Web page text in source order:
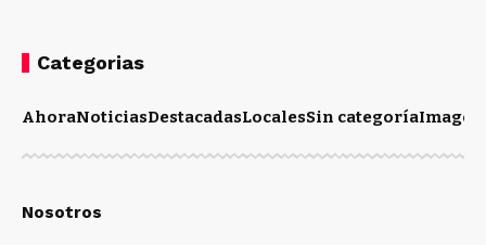
Categorias
AhoraNoticiasDestacadasLocalesSin categoríaImagen
Nosotros